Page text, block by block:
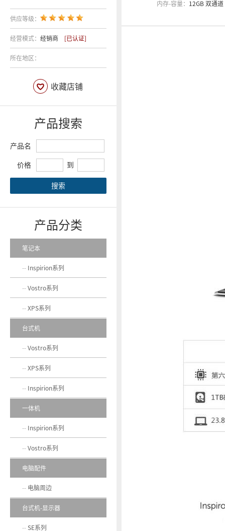
内存-容量： 12GB 双通道
供应等级：
经营模式： 经销商 [已认证]
所在地区：
收藏店铺
产品搜索
产品名
价格 到
搜索
产品分类
笔记本
Inspirion系列
Vostro系列
XPS系列
台式机
Vostro系列
XPS系列
Inspirion系列
一体机
Inspirion系列
Vostro系列
电脑配件
电脑周边
台式机-显示器
SE系列